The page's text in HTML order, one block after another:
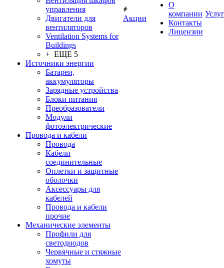
управления
Двигатели для
вентиляторов
Ventilation Systems for
Buildings
+ ЕЩЕ 5
Источники энергии
Батареи,
аккумуляторы
Зарядные устройства
Блоки питания
Преобразователи
Модули
фотоэлектрические
Провода и кабели
Провода
Кабели
соединительные
Оплетки и защитные
оболочки
Аксессуары для
кабелей
Провода и кабели
прочие
Механические элементы
Профили для
светодиодов
Червячные и стяжные
хомуты
Акции
О
компании
Контакты
Лицензии